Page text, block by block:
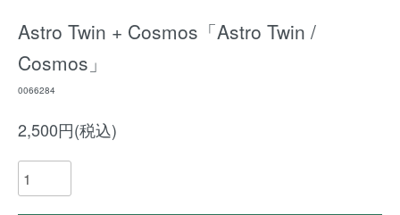
Astro Twin + Cosmos「Astro Twin /
Cosmos」
0066284
2,500円(税込)